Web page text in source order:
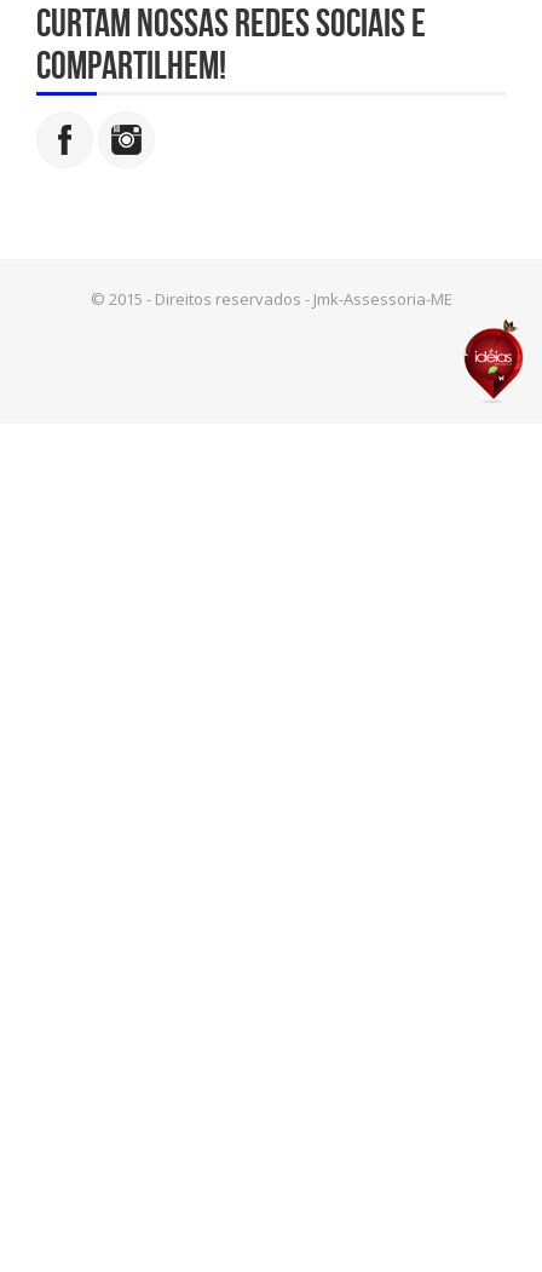
Curtam nossas redes sociais e
compartilhem!
© 2015 - Direitos reservados - Jmk-Assessoria-ME